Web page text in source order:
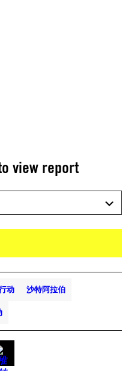
view report
动 沙特阿拉伯